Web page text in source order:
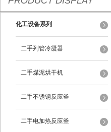
化工设备系列
二手列管冷凝器
二手煤泥烘干机
二手不锈钢反应釜
二手电加热反应釜